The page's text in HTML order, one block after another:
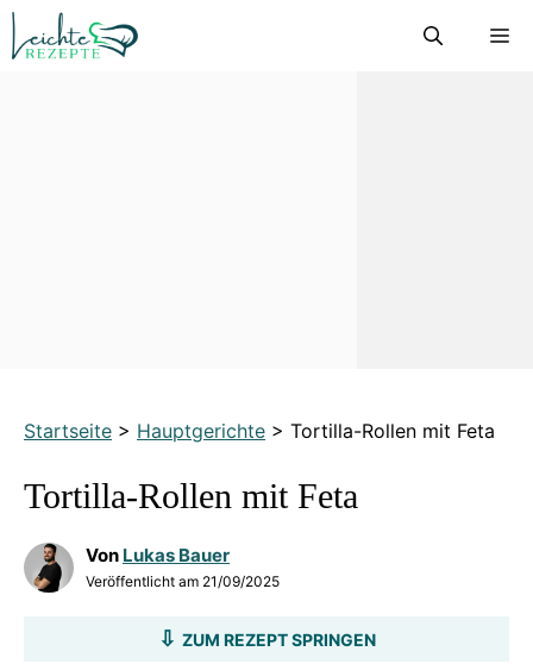
Zum
Inhalt
Startseite > Hauptgerichte > Tortilla-Rollen mit Feta
Tortilla-Rollen mit Feta
Von Lukas Bauer
Veröffentlicht am 21/09/2025
ZUM REZEPT SPRINGEN